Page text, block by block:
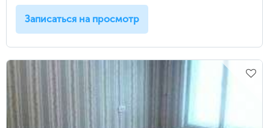
Записаться на просмотр